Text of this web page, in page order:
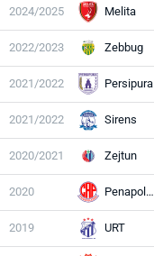
2024/2025 Melita
2022/2023 Zebbug
2021/2022 Persipura
2021/2022 Sirens
2020/2021 Zejtun
2020 Penapolense
2019 URT